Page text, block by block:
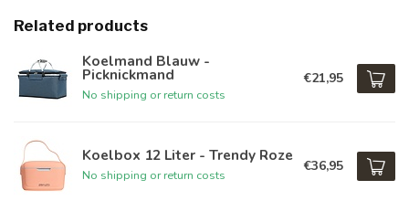
Related products
Koelmand Blauw -
Picknickmand
No shipping or return costs
€21,95
Koelbox 12 Liter - Trendy Roze
No shipping or return costs
€36,95